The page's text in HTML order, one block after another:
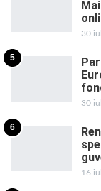
30
5
30
6
16